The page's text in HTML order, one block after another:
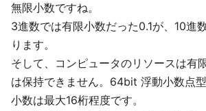
無限小数ですね。
3進数では有限小数だった0.1が、10進
ります。
そして、コンピュータのリソースは有
は保持できません。64bit 浮動小数点
小数は最大16桁程度です。